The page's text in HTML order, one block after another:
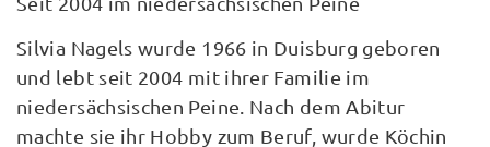
Silvia Nagels wurde 1966 in Duisburg geboren
und lebt seit 2004 mit ihrer Familie im
niedersächsischen Peine. Nach dem Abitur
machte sie ihr Hobby zum Beruf, wurde Köchin